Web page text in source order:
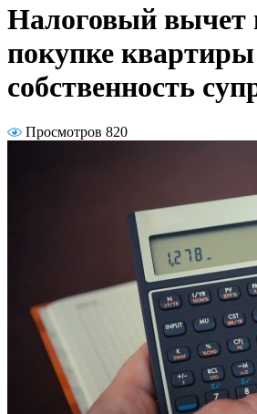
Налоговый вычет
покупке
собственность
Просмотров 820